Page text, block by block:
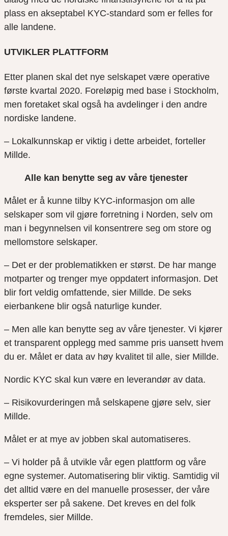
plass en akseptabel KYC-standard som er felles for
alle landene.
UTVIKLER PLATTFORM
Etter planen skal det nye selskapet være operative
første kvartal 2020. Foreløpig med base i Stockholm,
men foretaket skal også ha avdelinger i den andre
nordiske landene.
– Lokalkunnskap er viktig i dette arbeidet, forteller
Millde.
Alle kan benytte seg av våre tjenester
Målet er å kunne tilby KYC-informasjon om alle
selskaper som vil gjøre forretning i Norden, selv om
man i begynnelsen vil konsentrere seg om store og
mellomstore selskaper.
– Det er der problematikken er størst. De har mange
motparter og trenger mye oppdatert informasjon. Det
blir fort veldig omfattende, sier Millde. De seks
eierbankene blir også naturlige kunder.
– Men alle kan benytte seg av våre tjenester. Vi kjører
et transparent opplegg med samme pris uansett hvem
du er. Målet er data av høy kvalitet til alle, sier Millde.
Nordic KYC skal kun være en leverandør av data.
– Risikovurderingen må selskapene gjøre selv, sier
Millde.
Målet er at mye av jobben skal automatiseres.
– Vi holder på å utvikle vår egen plattform og våre
egne systemer. Automatisering blir viktig. Samtidig vil
det alltid være en del manuelle prosesser, der våre
eksperter ser på sakene. Det kreves en del folk
fremdeles, sier Millde.